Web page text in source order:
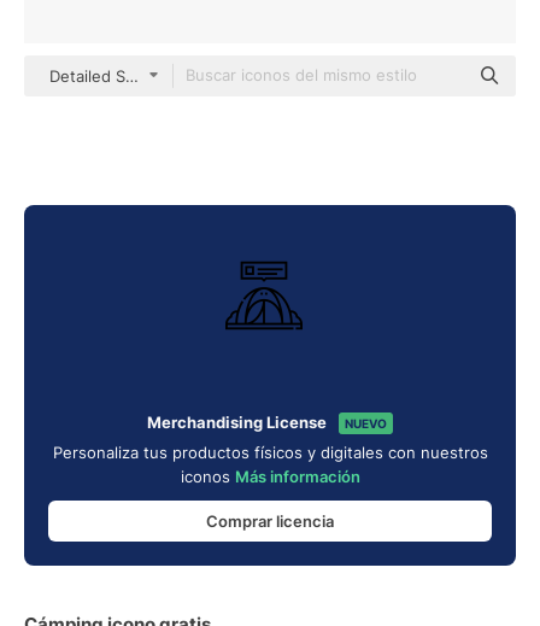
Detailed Straight Lineal
Merchandising License NUEVO
Personaliza tus productos físicos y digitales con nuestros
iconos Más información
Comprar licencia